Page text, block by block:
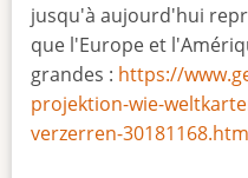
jusqu'à aujourd'hui
que l'Europe et
grandes : https://
projektion-wie-
verzerren-